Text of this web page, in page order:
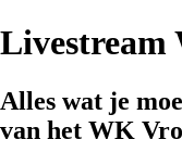
Livestream
Alles wat je
van het WK